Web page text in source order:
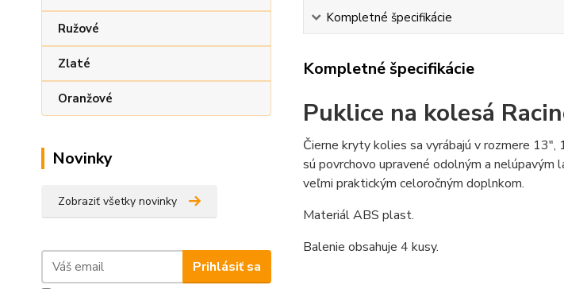
Ružové
Zlaté
Oranžové
Novinky
Zobraziť všetky novinky
Prihlásiť sa
Kompletné špecifikácie
Kompletné špecifikácie
Puklice na kolesá
Čierne kryty kolies sa vyrábajú v rozmere
sú povrchovo upravené odolným a
veľmi praktickým celoročným doplnkom.
Materiál ABS plast.
Balenie obsahuje 4 kusy.